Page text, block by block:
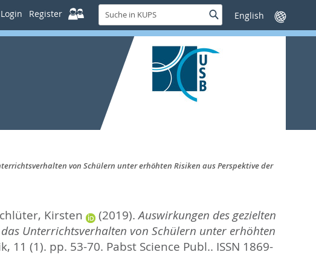
Login Register
Suche
in
KUPS
SucheSprache
wechseln
von Schülern unter erhöhten Risiken aus Perspektive der
Kirsten (2019).Auswirkungen des gezielten
Unterrichtsverhalten von Schülern unter erhöhten
11 (1). pp. 53-70. Pabst Science Publ.. ISSN 1869-